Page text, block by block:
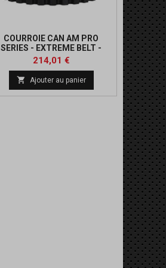
COURROIE CAN AM PRO
SERIES - EXTREME BELT -
PRO5030
Prix
214,01 €Prix
de
base
 Ajouter au panier